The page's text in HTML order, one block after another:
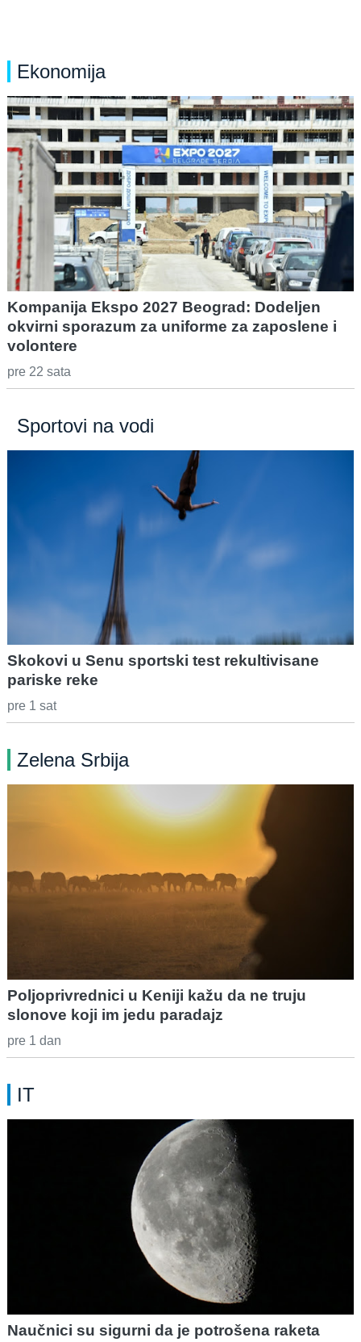
Ekonomija
Kompanija Ekspo 2027 Beograd: Dodeljen
okvirni sporazum za uniforme za zaposlene i
volontere
pre 22 sata
Sportovi na vodi
Skokovi u Senu sportski test rekultivisane
pariske reke
pre 1 sat
Zelena Srbija
Poljoprivrednici u Keniji kažu da ne truju
slonove koji im jedu paradajz
pre 1 dan
IT
Naučnici su sigurni da je potrošena raketa